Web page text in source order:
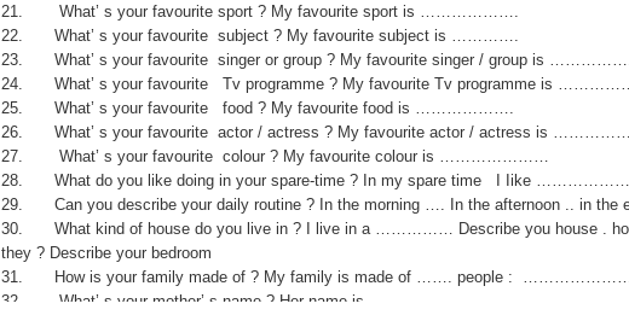
What’ s your favourite sport ? My favourite sport is ……………….
What’ s your favourite subject ? My favourite subject is ………….
What’ s your favourite singer or group ? My favourite singer / group is …………….
What’ s your favourite Tv programme ? My favourite Tv programme is
What’ s your favourite food ? My favourite food is ……………….
What’ s your favourite actor / actress ? My favourite actor / actress is
What’ s your favourite colour ? My favourite colour is …………………
What do you like doing in your spare-time ? In my spare time I Iike
Can you describe your daily routine ? In the morning …. In the afternoon .. in the
What kind of house do you live in ? I live in a …………… Describe you house .
they ? Describe your bedroom
How is your family made of ? My family is made of ……. people :
What’ s your mother’ s name ? Her name is ……………..